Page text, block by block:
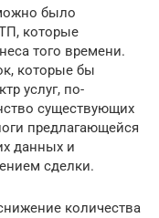
было
которые
того времени.
которые бы
услуг, по-
существующих
предлагающейся
данных и
сделки.
количества